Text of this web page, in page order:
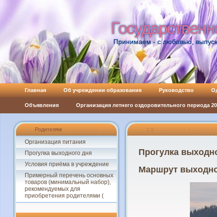
Принимаем - с любовью,
Главная Об учреждении образования Руководство
Объявления Организация летнего оздоровительного периода
Родителям
Организация питания
Прогулка выходного дня
Условия приёма в учреждение
Примерный перечень основных
товаров (минимальный набор),
рекомендуемых для
приобретения родителями (
:: ::
Прогулка
Маршрут